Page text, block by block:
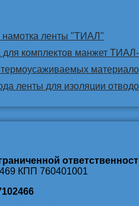
намотка ленты "ТИАЛ"
для комплектов манжет
термоусаживаемых
ленты для изоляции
КПП 760401001